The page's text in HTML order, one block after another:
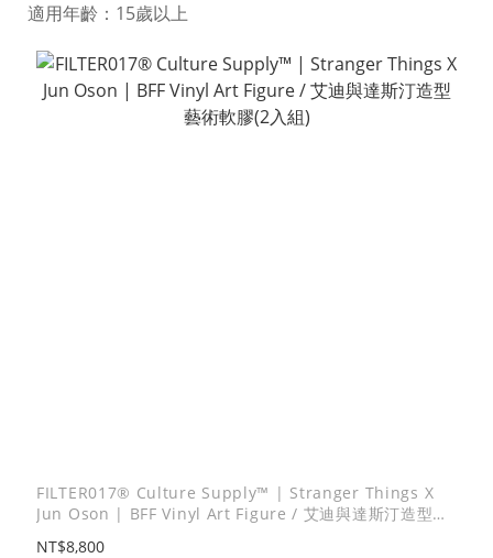
適用年齡：15歲以上
FILTER017® Culture Supply™ | Stranger Things X
Jun Oson | BFF Vinyl Art Figure / 艾迪與達斯汀造型藝
NT$8,800